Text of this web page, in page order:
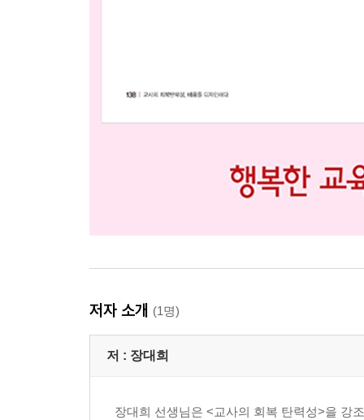
저자 소개 (1명)
저 : 장대희
장대희 선생님은 <교사의 회복 탄력성>을 강